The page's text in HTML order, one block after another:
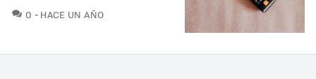
0 COMENTARIOS
HACE UN AÑO